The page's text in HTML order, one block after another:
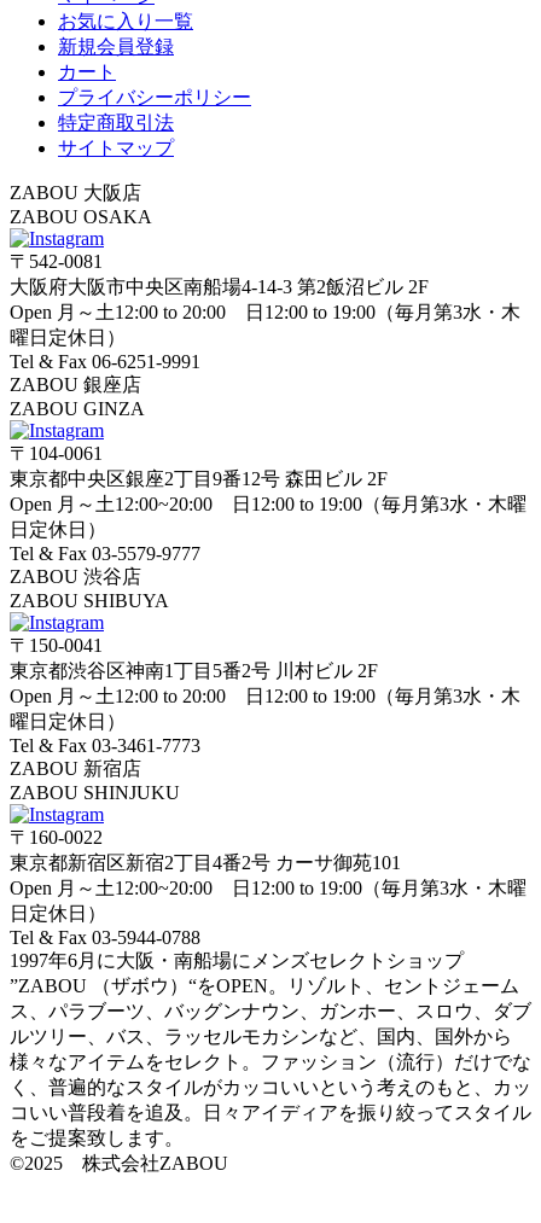
お気に入り一覧
新規会員登録
カート
プライバシーポリシー
特定商取引法
サイトマップ
ZABOU 大阪店
ZABOU OSAKA
〒542-0081
大阪府大阪市中央区南船場4-14-3 第2飯沼ビル 2F
Open 月～土12:00 to 20:00 日12:00 to 19:00（毎月第3水・木
曜日定休日）
Tel & Fax 06-6251-9991
ZABOU 銀座店
ZABOU GINZA
〒104-0061
東京都中央区銀座2丁目9番12号 森田ビル 2F
Open 月～土12:00~20:00 日12:00 to 19:00（毎月第3水・木曜
日定休日）
Tel & Fax 03-5579-9777
ZABOU 渋谷店
ZABOU SHIBUYA
〒150-0041
東京都渋谷区神南1丁目5番2号 川村ビル 2F
Open 月～土12:00 to 20:00 日12:00 to 19:00（毎月第3水・木
曜日定休日）
Tel & Fax 03-3461-7773
ZABOU 新宿店
ZABOU SHINJUKU
〒160-0022
東京都新宿区新宿2丁目4番2号 カーサ御苑101
Open 月～土12:00~20:00 日12:00 to 19:00（毎月第3水・木曜
日定休日）
Tel & Fax 03-5944-0788
1997年6月に大阪・南船場にメンズセレクトショップ
”ZABOU （ザボウ）“をOPEN。リゾルト、セントジェーム
ス、パラブーツ、バッグンナウン、ガンホー、スロウ、ダブ
ルツリー、バス、ラッセルモカシンなど、国内、国外から
様々なアイテムをセレクト。ファッション（流行）だけでな
く、普遍的なスタイルがカッコいいという考えのもと、カッ
コいい普段着を追及。日々アイディアを振り絞ってスタイル
をご提案致します。
©2025 株式会社ZABOU